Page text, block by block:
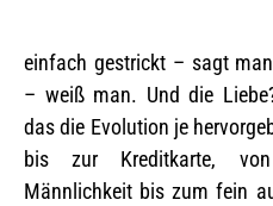
einfach gestrickt – sagt
– weiß man. Und die
das die Evolution je
bis zur Kreditkarte, von
Männlichkeit bis zum fein